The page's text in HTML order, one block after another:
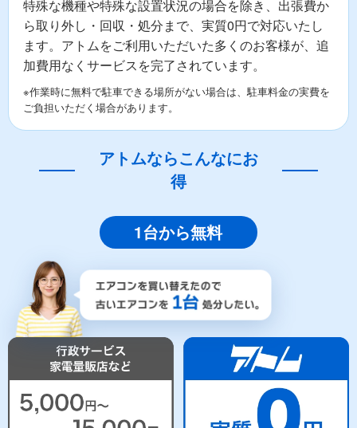
特殊な機種や特殊な設置状況の場合を除き、出張費か
ら取り外し・回収・処分まで、実質0円で対応いたし
ます。アトムをご利用いただいた多くのお客様が、追
加費用なくサービスを完了されています。
※作業時に無料で駐車できる場所がない場合は、駐車料金の実費を
ご負担いただく場合があります。
アトムならこんなにお
得
1台から無料